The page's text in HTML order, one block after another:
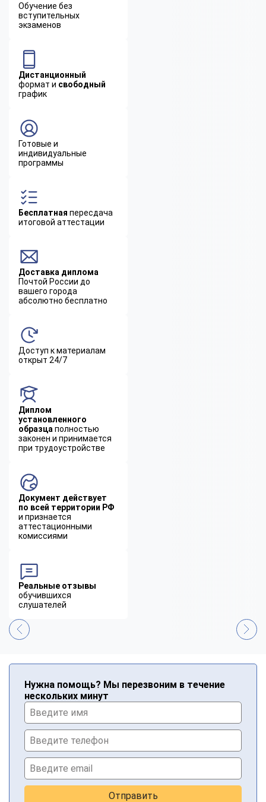
Обучение без
вступительных
экзаменов
Дистанционный
формат и свободный
график
Готовые и
индивидуальные
программы
Бесплатная пересдача
итоговой аттестации
Доставка диплома
Почтой России до
вашего города
абсолютно бесплатно
Доступ к материалам
открыт 24/7
Диплом
установленного
образца полностью
законен и принимается
при трудоустройстве
Документ действует
по всей территории РФ
и признается
аттестационными
комиссиями
Реальные отзывы
обучившихся
слушателей
Нужна помощь? Мы перезвоним в течение
нескольких минут
Отправить